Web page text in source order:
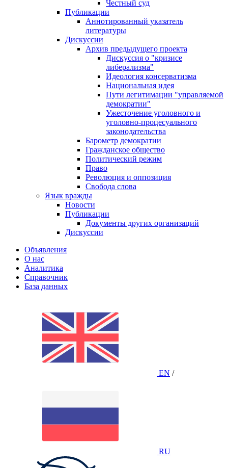
Честный суд
Публикации
Аннотированный указатель
литературы
Дискуссии
Архив предыдущего проекта
Дискуссия о "кризисе
либерализма"
Идеология консерватизма
Национальная идея
Пути легитимации "управляемой
демократии"
Ужесточение уголовного и
уголовно-процесуального
законодательства
Барометр демократии
Гражданское общество
Политический режим
Право
Революция и оппозиция
Свобода слова
Язык вражды
Новости
Публикации
Документы других организаций
Дискуссии
Объявления
О нас
Аналитика
Справочник
База данных
EN /
RU